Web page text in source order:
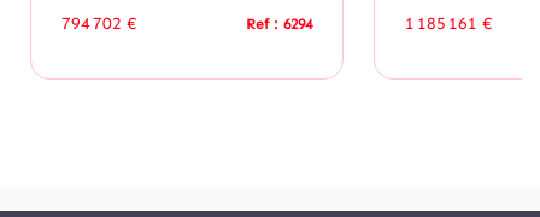
794 702 € Ref : 6294 1 185 161 €